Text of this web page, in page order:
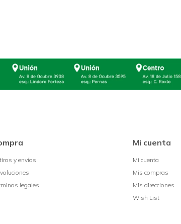
y envíos
legales
Mi cuenta
Mi cuenta
Mis compras
Mis direcciones
Wish List